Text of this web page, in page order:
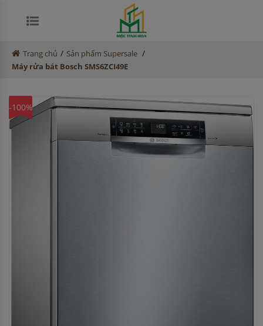
Trang chủ / Sản phẩm Supersale /
Máy rửa bát Bosch SMS6ZCI49E
-100%